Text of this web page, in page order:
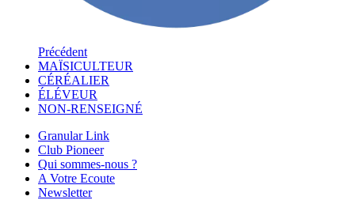
Précédent
MAÏSICULTEUR
CÉRÉALIER
ÉLÉVEUR
NON-RENSEIGNÉ
Granular Link
Club Pioneer
Qui sommes-nous ?
A Votre Ecoute
Newsletter